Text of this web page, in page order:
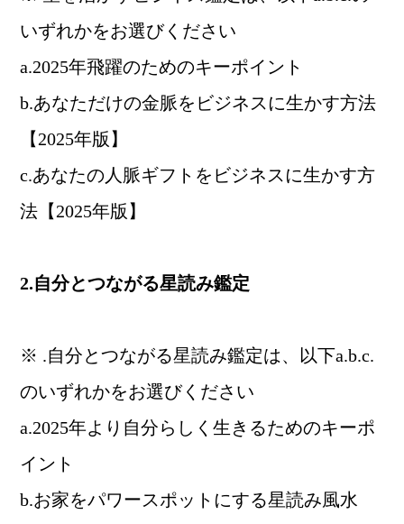
いずれかをお選びください
a.2025年飛躍のためのキーポイント
b.あなただけの金脈をビジネスに生かす方法
【2025年版】
c.あなたの人脈ギフトをビジネスに生かす方
法【2025年版】
2.自分とつながる星読み鑑定
※ .自分とつながる星読み鑑定は、以下a.b.c.
のいずれかをお選びください
a.2025年より自分らしく生きるためのキーポ
イント
b.お家をパワースポットにする星読み風水